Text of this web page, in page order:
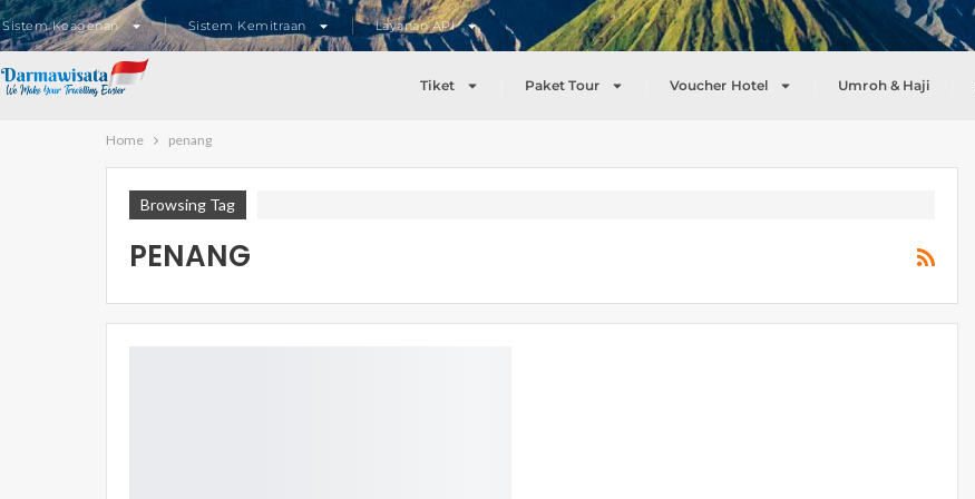
Sistem Keagenan Sistem Kemitraan Layanan API
Tiket Paket Tour Voucher Hotel Umroh & Haji
Home penang
Browsing Tag
PENANG